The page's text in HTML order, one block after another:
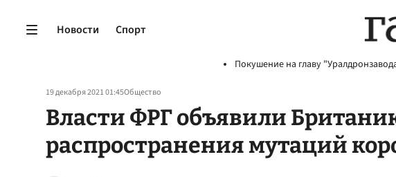
Новости Спорт
Покушение на главу
19 декабря 2021 01:45Общество
Власти ФРГ объявили
распространения мутаций